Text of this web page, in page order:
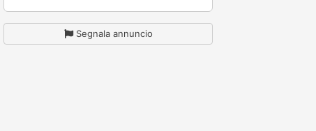
Segnala annuncio